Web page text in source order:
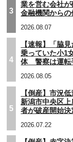
3
業を営む会社
金融機関から
2026.08.07
4
【速報】「脇
乗っていた小1
体 警察は運転
2026.08.05
5
【倒産】市況
新潟市中央区
者が破産開始
2026.07.22